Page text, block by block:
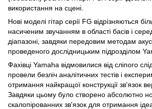
використання на сцені.
Нові моделі гітар серії FG відрізняються
насиченим звучанням в області басів і
діапазоні, завдяки передовим методам
проведеного дослідницьким підрозділом
Фахівці Yamaha відмовилися від сліпого
провели безліч аналітичних тестів і
отримання найкращої конструкції зв'язок
Завдяки цьому було створено абсолютно
скалопірованних зв'язок для отримання